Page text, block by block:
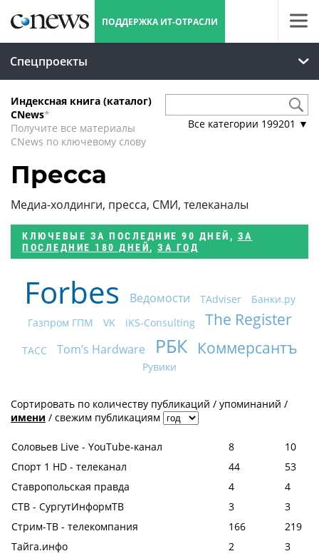
ПОДДЕРЖКА ИТ-ОТРАСЛИ
Спецпроекты
Индексная книга (каталог)
CNews*
Получите все материалы
CNews по ключевому слову
Все категории 199201 ▼
Пресса
Медиа-холдинги, пресса, СМИ, телеканалы
КЛЮЧЕВЫЕ ЗА ПОСЛЕДНИЕ 90 ДНЕЙ , ЗА
ПОСЛЕДНИЕ 180 ДНЕЙ, ЗА ГОД
Forbes Ведомости TAdviser
Банки.ру
Газпром ГПМ
VK iKS-Consulting The Register
ТАСС Tom’s Hardware РБК Коммерсантъ
Рувики
Сортировать по количеству публикаций / упоминаний /
имени / свежим публикациям
Соловьев Live - YouTube-канал 8
10
Спорт 1 HD - телеканал
44
53
Ставропольская правда
4
4
СТВ - СургутИнформТВ
3
3
Стрим-ТВ - телекомпания
166
219
Тайга.инфо
2
3